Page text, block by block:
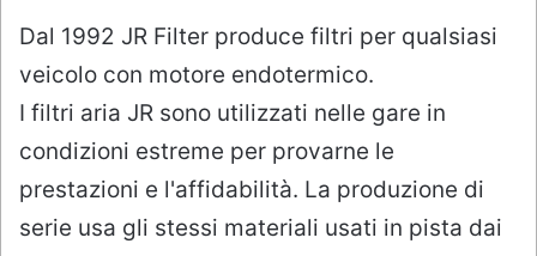
Dal 1992 JR Filter produce filtri per qualsiasi
veicolo con motore endotermico.
I filtri aria JR sono utilizzati nelle gare in
condizioni estreme per provarne le
prestazioni e l'affidabilità. La produzione di
serie usa gli stessi materiali usati in pista dai